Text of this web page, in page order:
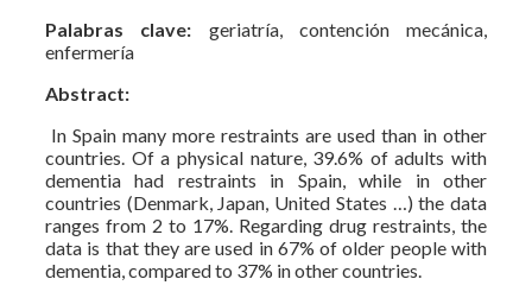
Palabras clave: geriatría, contención mecánica,
enfermería
Abstract:
In Spain many more restraints are used than in other
countries. Of a physical nature, 39.6% of adults with
dementia had restraints in Spain, while in other
countries (Denmark, Japan, United States …) the data
ranges from 2 to 17%. Regarding drug restraints, the
data is that they are used in 67% of older people with
dementia, compared to 37% in other countries.